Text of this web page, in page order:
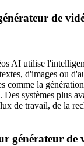
de
AI utilise
d'images ou
comme la
systèmes plus
de travail, de la
générateur de